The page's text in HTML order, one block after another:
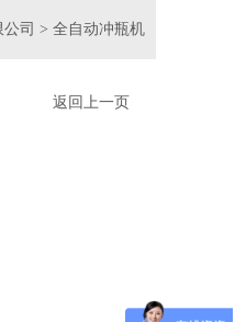
司 > 全自动冲瓶机
返回上一页